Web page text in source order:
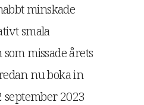
minskade
smala
missade årets
nu boka in
2023